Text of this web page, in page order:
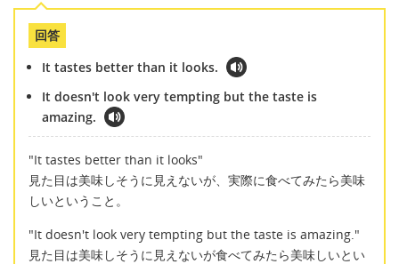
回答
It tastes better than it looks.
It doesn't look very tempting but the taste is
amazing.
"It tastes better than it looks"
見た目は美味しそうに見えないが、実際に食べてみたら美味
しいということ。
"It doesn't look very tempting but the taste is amazing."
見た目は美味しそうに見えないが食べてみたら美味しいとい